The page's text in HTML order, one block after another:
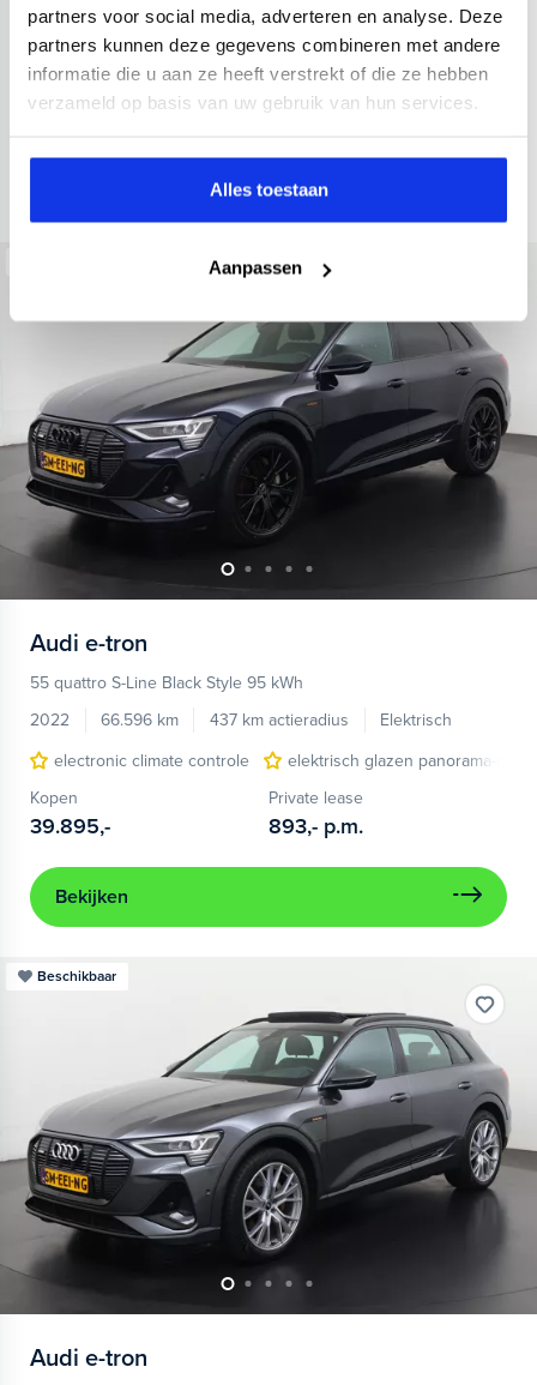
partners voor social media, adverteren en analyse. Deze
partners kunnen deze gegevens combineren met andere
informatie die u aan ze heeft verstrekt of die ze hebben
verzameld op basis van uw gebruik van hun services.
Alles toestaan
Aanpassen
34.998 km 437 km actieradius
Elektrisch
electronic climate controle
elektrisch glazen panorama-dak
Kopen
36.895,-
Private lease
793,- p.m.
Audi e-tron
55 quattro S-Line Black Style 95 kWh
2022
66.596 km 437 km actieradius
Elektrisch
electronic climate controle
elektrisch glazen panorama-dak
Kopen
39.895,-
Private lease
893,- p.m.
Bekijken
Beschikbaar
Audi e-tron